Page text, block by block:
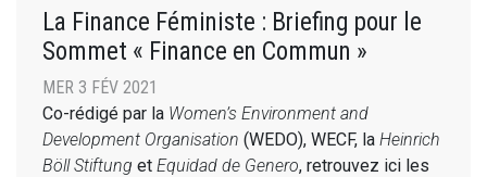
La Finance Féministe : Briefing pour le
Sommet « Finance en Commun »
MER 3 FÉV 2021
Co-rédigé par la Women’s Environment and
Development Organisation (WEDO), WECF, la Heinrich
Böll Stiftung et Equidad de Genero, retrouvez ici les